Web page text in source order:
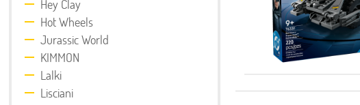
Hey Clay
Hot Wheels
Jurassic World
KIMMON
Lalki
Lisciani